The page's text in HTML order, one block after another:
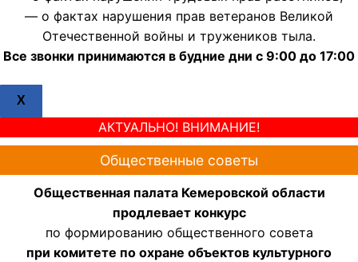
— о фактах нарушения прав ветеранов Великой
Отечественной войны и тружеников тыла.
Все звонки принимаются в будние дни с 9:00 до 17:00
X
АКТУАЛЬНО! ВНИМАНИЕ!
Общественные советы
Общественная палата Кемеровской области
продлевает конкурс
по формированию общественного совета
при комитете по охране объектов культурного